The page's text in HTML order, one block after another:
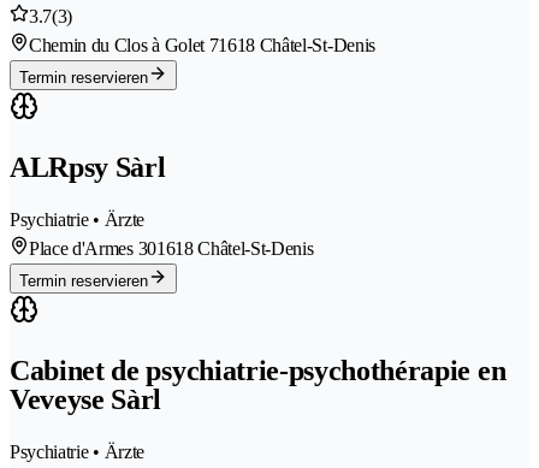
3.7(3)
Chemin du Clos à Golet 71618 Châtel-St-Denis
Termin reservieren
ALRpsy Sàrl
Psychiatrie • Ärzte
Place d'Armes 301618 Châtel-St-Denis
Termin reservieren
Cabinet de psychiatrie-psychothérapie en
Veveyse Sàrl
Psychiatrie • Ärzte